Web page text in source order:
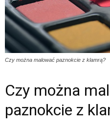
Czy można malować paznokcie z klamrą?
Czy można
paznokcie z